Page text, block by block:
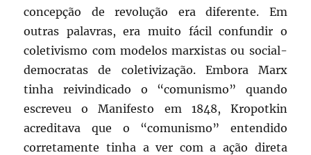
concepção de revolução era diferente. Em
outras palavras, era muito fácil confundir o
coletivismo com modelos marxistas ou social-
democratas de coletivização. Embora Marx
tinha reivindicado o “comunismo” quando
escreveu o Manifesto em 1848, Kropotkin
acreditava que o “comunismo” entendido
corretamente tinha a ver com a ação direta